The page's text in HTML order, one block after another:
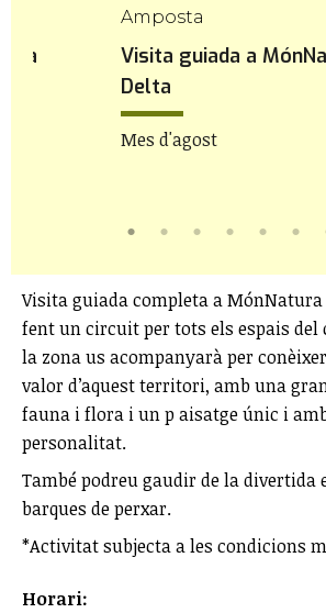
Amposta
Visita guiada a
Delta
Mes d'agost
Visita guiada completa a MónNatura
fent un circuit per tots els espais del
la zona us acompanyarà per
valor d’aquest territori, amb una
fauna i flora i un p aisatge únic i
personalitat.
També podreu gaudir de la divertida
barques de perxar.
*Activitat subjecta a les condicions
Horari: